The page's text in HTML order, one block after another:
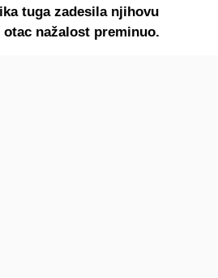
tuga zadesila njihovu
nažalost preminuo.